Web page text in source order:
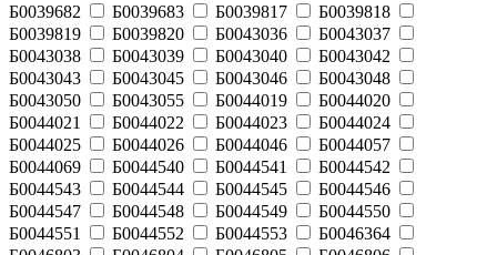
Б0039682
Б0039683 Б0039817
Б0039818
Б0039819
Б0039820 Б0043036
Б0043037
Б0043038
Б0043039 Б0043040
Б0043042
Б0043043
Б0043045 Б0043046
Б0043048
Б0043050
Б0043055 Б0044019
Б0044020
Б0044021
Б0044022 Б0044023
Б0044024
Б0044025
Б0044026 Б0044046
Б0044057
Б0044069
Б0044540 Б0044541
Б0044542
Б0044543
Б0044544 Б0044545
Б0044546
Б0044547
Б0044548 Б0044549
Б0044550
Б0044551
Б0044552 Б0044553
Б0046364